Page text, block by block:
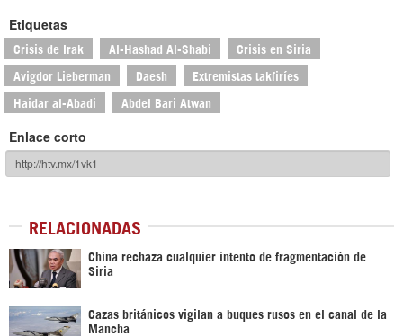
Etiquetas
Crisis de Irak Al-Hashad Al-Shabi Crisis en Siria
Avigdor Lieberman Daesh Extremistas takfiríes
Haidar al-Abadi Abdel Bari Atwan
Enlace corto
RELACIONADAS
China rechaza cualquier intento de fragmentación de
Siria
Cazas británicos vigilan a buques rusos en el canal de la
Mancha